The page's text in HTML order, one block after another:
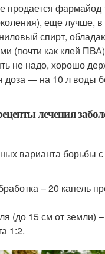
продается фармайод
еще лучше,
спирт,
(почти как клей
не надо, хорошо
доза — на 10 л воды
лечения
варианта борьбы
– 20 капель
(до 15 см от земли)
1:2.